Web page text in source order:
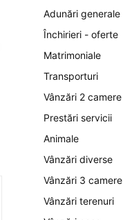
Adunări generale
Închirieri - oferte
Matrimoniale
Transporturi
Vânzări 2 camere
Prestări servicii
Animale
Vânzări diverse
Vânzări 3 camere
Vânzări terenuri